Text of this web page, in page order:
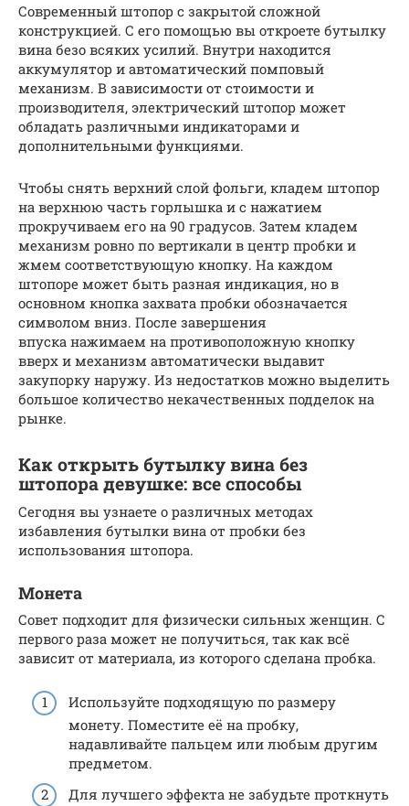
Современный штопор с закрытой сложной
конструкцией. С его помощью вы откроете бутылку
вина безо всяких усилий. Внутри находится
аккумулятор и автоматический помповый
механизм. В зависимости от стоимости и
производителя, электрический штопор может
обладать различными индикаторами и
дополнительными функциями.
Чтобы снять верхний слой фольги, кладем штопор
на верхнюю часть горлышка и с нажатием
прокручиваем его на 90 градусов. Затем кладем
механизм ровно по вертикали в центр пробки и
жмем соответствующую кнопку. На каждом
штопоре может быть разная индикация, но в
основном кнопка захвата пробки обозначается
символом вниз. После завершения
впуска нажимаем на противоположную кнопку
вверх и механизм автоматически выдавит
закупорку наружу. Из недостатков можно выделить
большое количество некачественных подделок на
рынке.
Как открыть бутылку вина без
штопора девушке: все способы
Сегодня вы узнаете о различных методах
избавления бутылки вина от пробки без
использования штопора.
Монета
Совет подходит для физически сильных женщин. С
первого раза может не получиться, так как всё
зависит от материала, из которого сделана пробка.
Используйте подходящую по размеру
монету. Поместите её на пробку,
надавливайте пальцем или любым другим
предметом.
Для лучшего эффекта не забудьте проткнуть